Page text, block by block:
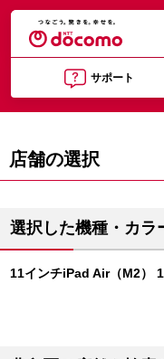
サポート
店舗の選択
選択した機種・カラ
11インチiPad Air（M2）